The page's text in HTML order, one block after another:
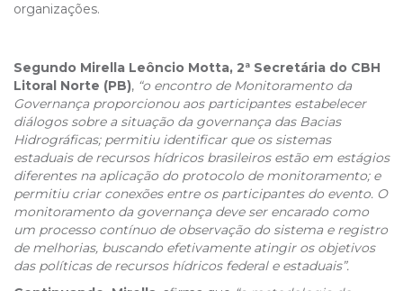
organizações.
Segundo Mirella Leôncio Motta, 2ª Secretária do CBH
Litoral Norte (PB), “o encontro de Monitoramento da
Governança proporcionou aos participantes estabelecer
diálogos sobre a situação da governança das Bacias
Hidrográficas; permitiu identificar que os sistemas
estaduais de recursos hídricos brasileiros estão em estágios
diferentes na aplicação do protocolo de monitoramento; e
permitiu criar conexões entre os participantes do evento. O
monitoramento da governança deve ser encarado como
um processo contínuo de observação do sistema e registro
de melhorias, buscando efetivamente atingir os objetivos
das políticas de recursos hídricos federal e estaduais”.